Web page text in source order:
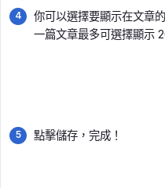
你可以選擇要顯示在文章
一篇文章最多可選擇顯示
點擊儲存，完成！